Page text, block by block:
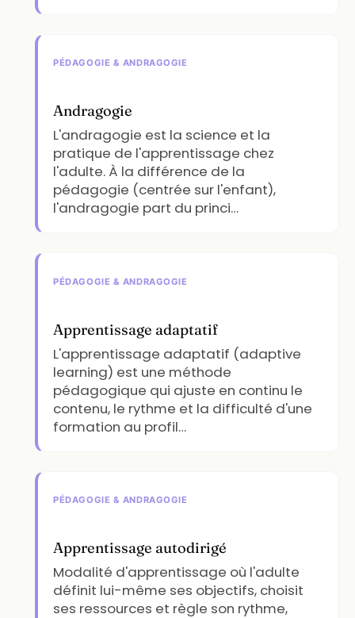
PÉDAGOGIE & ANDRAGOGIE
Andragogie
L'andragogie est la science et la
pratique de l'apprentissage chez
l'adulte. À la différence de la
pédagogie (centrée sur l'enfant),
l'andragogie part du princi…
PÉDAGOGIE & ANDRAGOGIE
Apprentissage adaptatif
L'apprentissage adaptatif (adaptive
learning) est une méthode
pédagogique qui ajuste en continu le
contenu, le rythme et la difficulté d'une
formation au profil…
PÉDAGOGIE & ANDRAGOGIE
Apprentissage autodirigé
Modalité d'apprentissage où l'adulte
définit lui-même ses objectifs, choisit
ses ressources et règle son rythme,